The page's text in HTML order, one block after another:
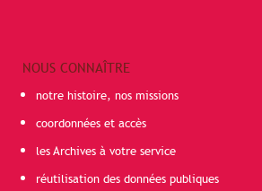
NOUS CONNAÎTRE
notre histoire, nos missions
coordonnées et accès
les Archives à votre service
réutilisation des données publiques